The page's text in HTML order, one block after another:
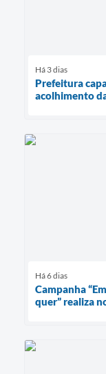
Há 3 dias
Prefeitura
acolhimento
Há 6 dias
Campanha
quer” realiza